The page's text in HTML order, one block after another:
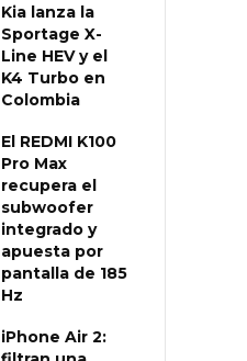
Kia lanza la
Sportage X-
Line HEV y el
K4 Turbo en
Colombia
El REDMI K100
Pro Max
recupera el
subwoofer
integrado y
apuesta por
pantalla de 185
Hz
iPhone Air 2: